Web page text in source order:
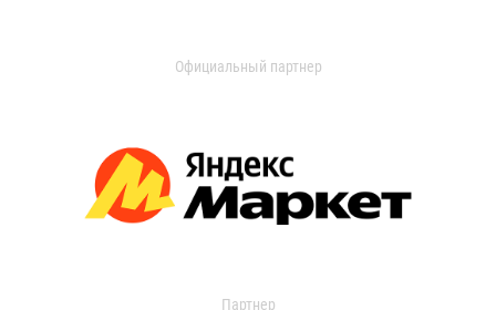
Официальный партнер
Партнер